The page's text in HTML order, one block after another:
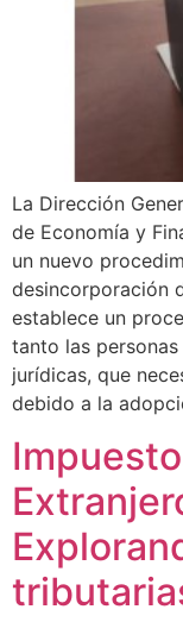
La Dirección
de Economía y
un nuevo
desincorporación
establece un
tanto las
jurídicas, que
debido a la